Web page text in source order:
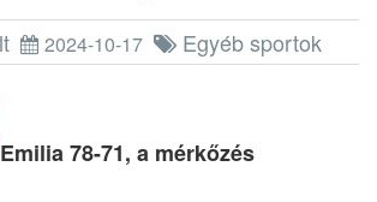
2024-10-17 Egyéb sportok
78-71, a mérkőzés